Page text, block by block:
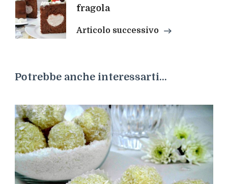
fragola
Articolo successivo
Potrebbe anche interessarti...